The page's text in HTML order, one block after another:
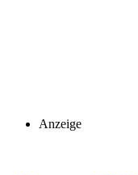
Anzeige